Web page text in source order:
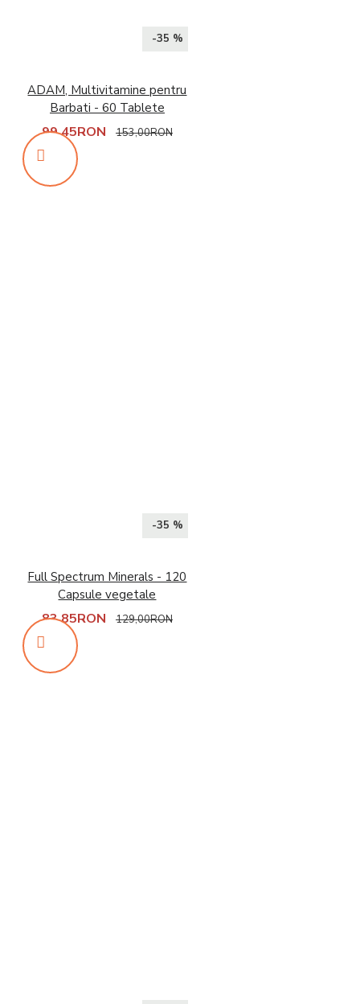
-35 %
ADAM, Multivitamine pentru
Barbati - 60 Tablete
99,45RON 153,00RON
-35 %
Full Spectrum Minerals - 120
Capsule vegetale
83,85RON 129,00RON